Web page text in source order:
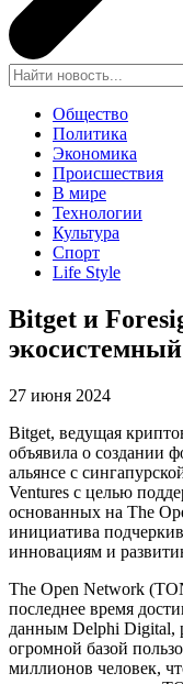
Общество
Политика
Экономика
Происшествия
В мире
Технологии
Культура
Спорт
Life Style
Bitget и
27 июня 2024
Bitget, ведущая
объявила о создании
альянсе с
Ventures с целью
основанных на The
инициатива
инновациям и
The Open Network
последнее время
данным Delphi Digital,
огромной базой
миллионов человек,